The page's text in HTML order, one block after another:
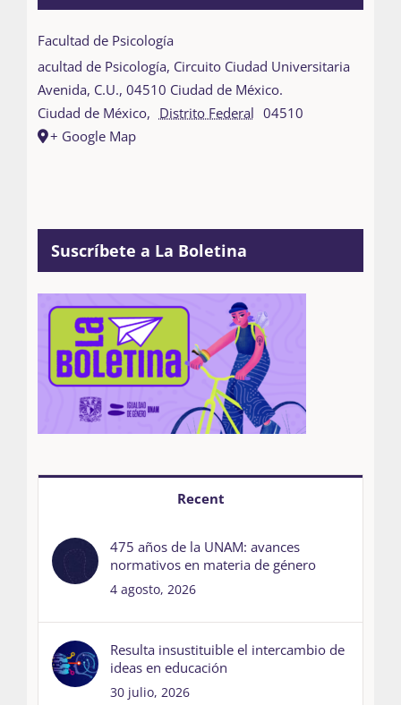
Facultad de Psicología
acultad de Psicología, Circuito Ciudad Universitaria
Avenida, C.U., 04510 Ciudad de México.
Ciudad de México, Distrito Federal 04510
+ Google Map
Suscríbete a La Boletina
Recent
475 años de la UNAM: avances
normativos en materia de género
4 agosto, 2026
Resulta insustituible el intercambio de
ideas en educación
30 julio, 2026